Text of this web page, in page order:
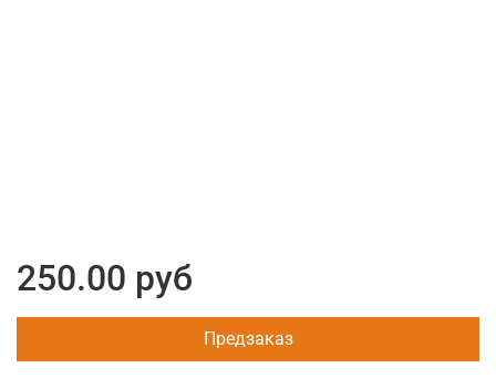
250.00 руб
Предзаказ